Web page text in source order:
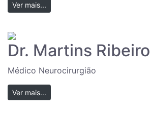
Ver mais...
Dr. Martins Ribeiro
Médico Neurocirurgião
Ver mais...